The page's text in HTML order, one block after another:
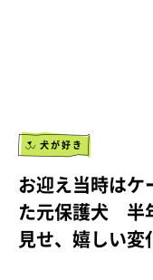
犬が好き
お迎え当時はケ
た元保護犬 半
見せ、嬉しい変